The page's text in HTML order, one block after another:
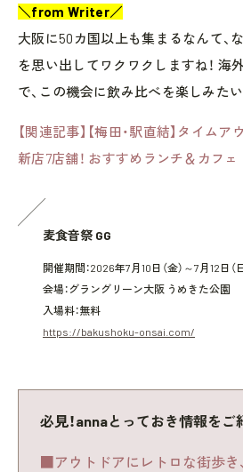
＼from Writer／
大阪に50カ国以上も集まるなんて、
を思い出してワクワクしますね！ 海
で、この機会に飲み比べを楽しみた
【関連記事】【梅田・駅直結】タイム
新店7店舗！ おすすめランチ＆カフェ
麦食音祭 GG
開催期間：2026年7月10日（金）～7月12日（日
会場：グラングリーン大阪 うめきた公園
入場料：無料
https://bakushoku-onsai.com/
必見！annaとっておき情報をご
■アウトドアにレトロな街歩き